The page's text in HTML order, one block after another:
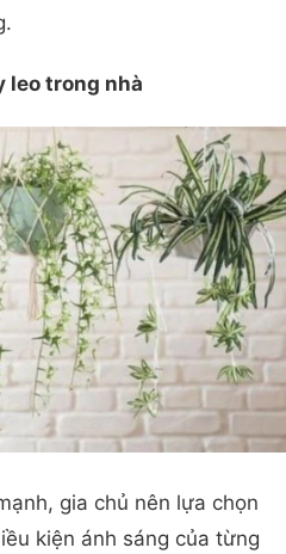
leo trong nhà
gia chủ nên lựa chọn
kiện ánh sáng của từng